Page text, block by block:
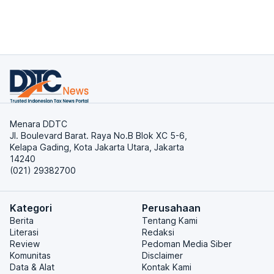
Menara DDTC
Jl. Boulevard Barat. Raya No.B Blok XC 5-6,
Kelapa Gading, Kota Jakarta Utara, Jakarta
14240
(021) 29382700
Kategori
Berita
Literasi
Review
Komunitas
Data & Alat
Perusahaan
Tentang Kami
Redaksi
Pedoman Media Siber
Disclaimer
Kontak Kami